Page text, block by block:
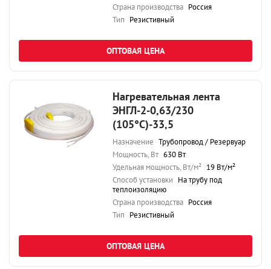
Страна производства Россия
Тип Резистивный
ОПТОВАЯ ЦЕНА
Нагревательная лента
ЭНГЛ-2-0,63/230
(105°С)-33,5
Назначение Трубопровод / Резервуар
Мощность, Вт 630 Вт
Удельная мощность, Вт/м² 19 Вт/м²
Способ установки На трубу под
теплоизоляцию
Страна производства Россия
Тип Резистивный
ОПТОВАЯ ЦЕНА